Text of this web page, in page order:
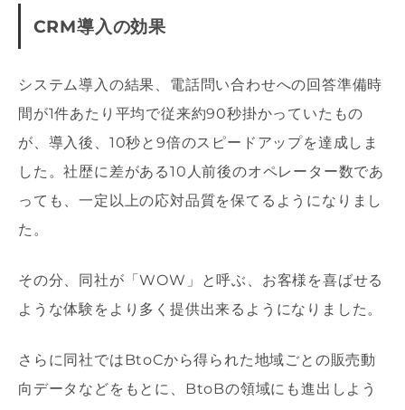
CRM導入の効果
システム導入の結果、電話問い合わせへの回答準備時
間が1件あたり平均で従来約90秒掛かっていたもの
が、導入後、10秒と9倍のスピードアップを達成しま
した。社歴に差がある10人前後のオペレーター数であ
っても、一定以上の応対品質を保てるようになりまし
た。
その分、同社が「WOW」と呼ぶ、お客様を喜ばせる
ような体験をより多く提供出来るようになりました。
さらに同社ではBtoCから得られた地域ごとの販売動
向データなどをもとに、BtoBの領域にも進出しよう